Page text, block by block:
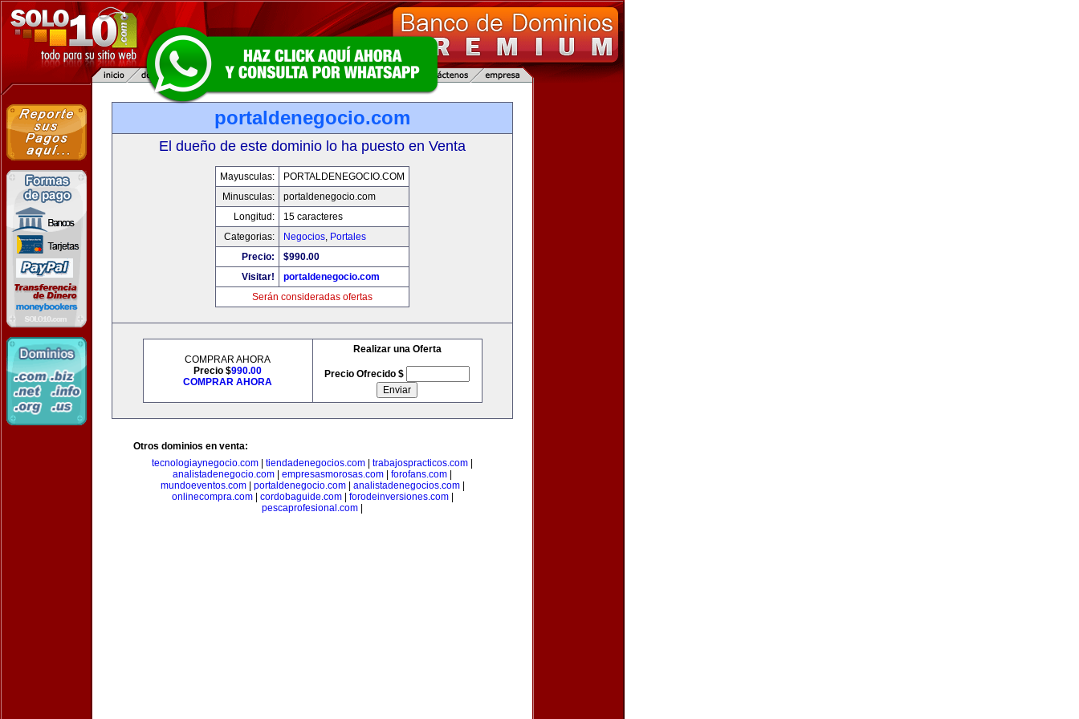
portaldenegocio.com
El dueño de este dominio lo ha puesto en Venta
Mayusculas:
PORTALDENEGOCIO.COM
Minusculas:
portaldenegocio.com
Longitud:
15 caracteres
Categorias:
Negocios, Portales
Precio:
$990.00
Visitar!
portaldenegocio.com
Serán consideradas ofertas
COMPRAR AHORA
Precio $990.00
COMPRAR AHORA
Realizar una Oferta
Precio Ofrecido $
Otros dominios en venta:
tecnologiaynegocio.com
tiendadenegocios.com trabajospracticos.com
analistadenegocio.com
empresasmorosas.com forofans.com
mundoeventos.com| portaldenegocio.com| analistadenegocios.com|
onlinecompra.com| cordobaguide.com| forodeinversiones.com|
pescaprofesional.com